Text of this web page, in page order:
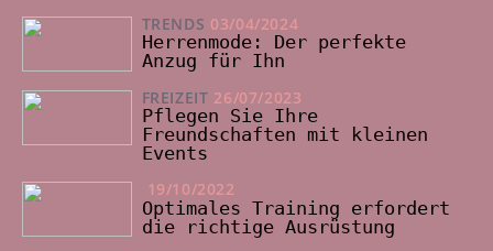
TRENDS 03/04/2024
Herrenmode: Der perfekte
Anzug für Ihn
FREIZEIT 26/07/2023
Pflegen Sie Ihre
Freundschaften mit kleinen
Events
19/10/2022
Optimales Training erfordert
die richtige Ausrüstung